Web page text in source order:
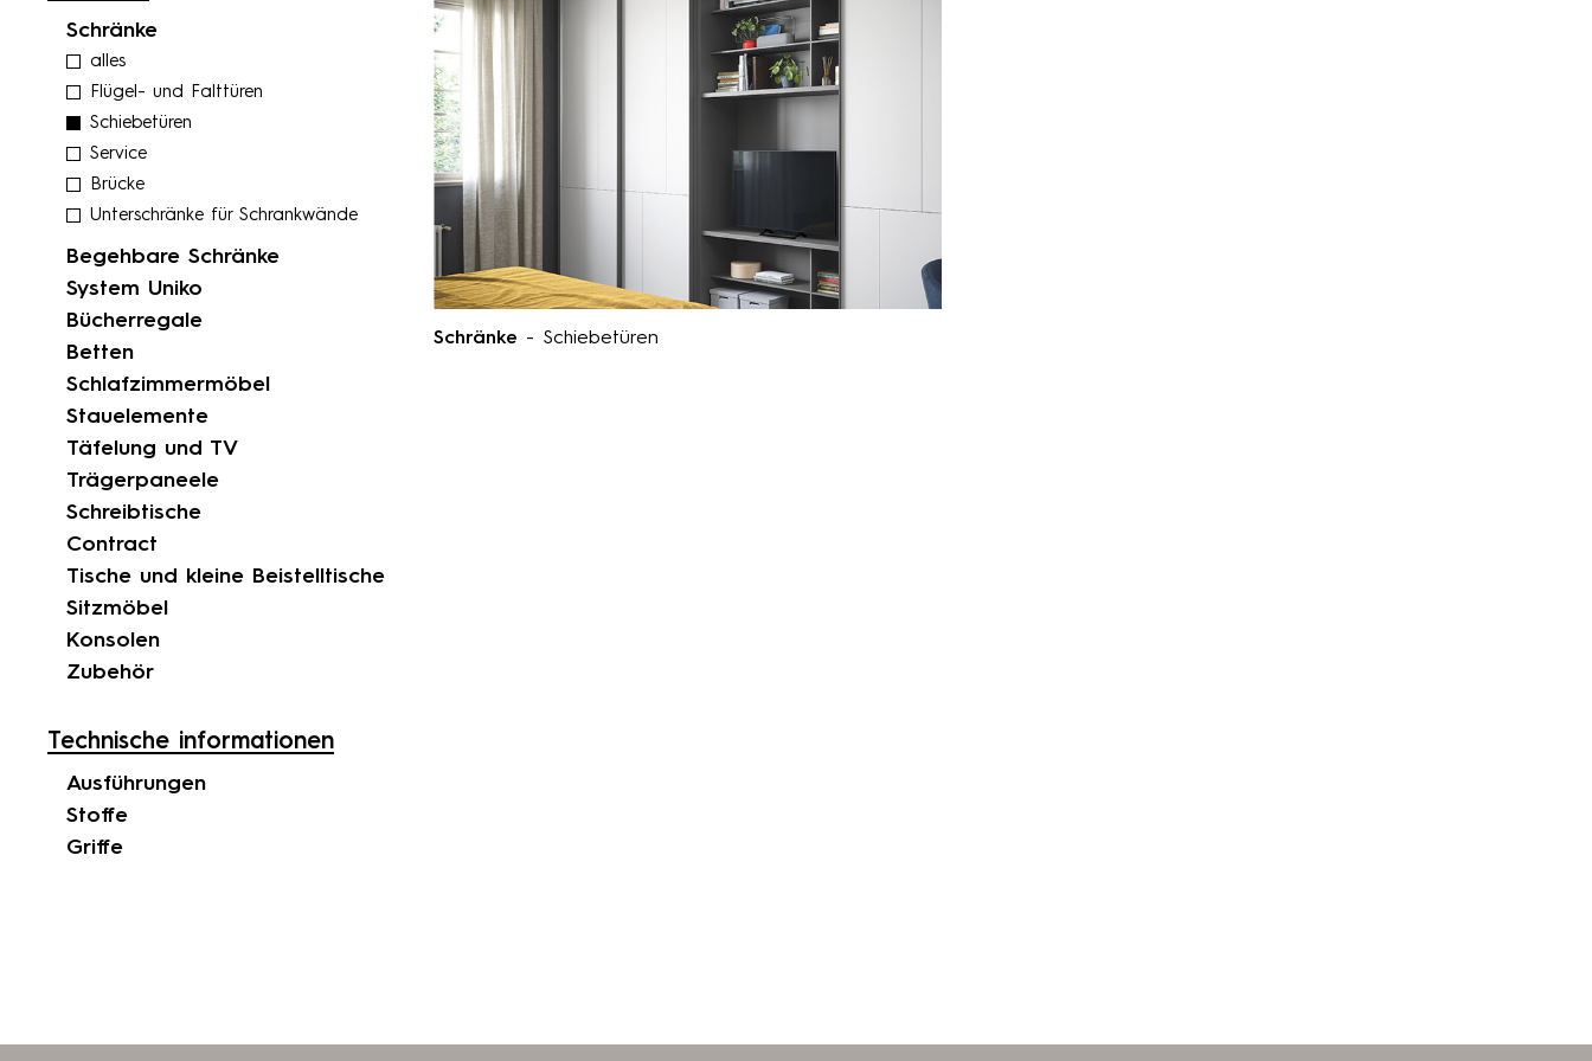
Schränke - Schiebetüren
Schränke
alles
Flügel- und Falttüren
Schiebetüren
Service
Brücke
Unterschränke für Schrankwände
Begehbare Schränke
System Uniko
Bücherregale
Betten
Schlafzimmermöbel
Stauelemente
Täfelung und TV
Trägerpaneele
Schreibtische
Contract
Tische und kleine Beistelltische
Sitzmöbel
Konsolen
Zubehör
Technische informationen
Ausführungen
Stoffe
Griffe